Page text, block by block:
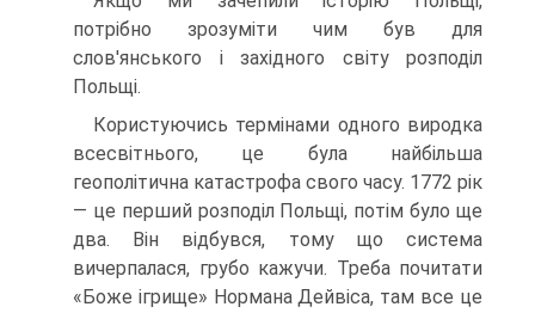
потрібно зрозумі­ти чим був для
слов'янського і західного світу розподіл
Польщі.
Користуючись термінами одного виродка
всесвіт­нього, це була найбільша
геополітична катастрофа сво­го часу. 1772 рік
— це перший розподіл Польщі, потім було ще
два. Він відбувся, тому що система
вичерпалася, грубо кажучи. Треба почитати
«Боже ігрище» Нормана Дейвіса, там все це